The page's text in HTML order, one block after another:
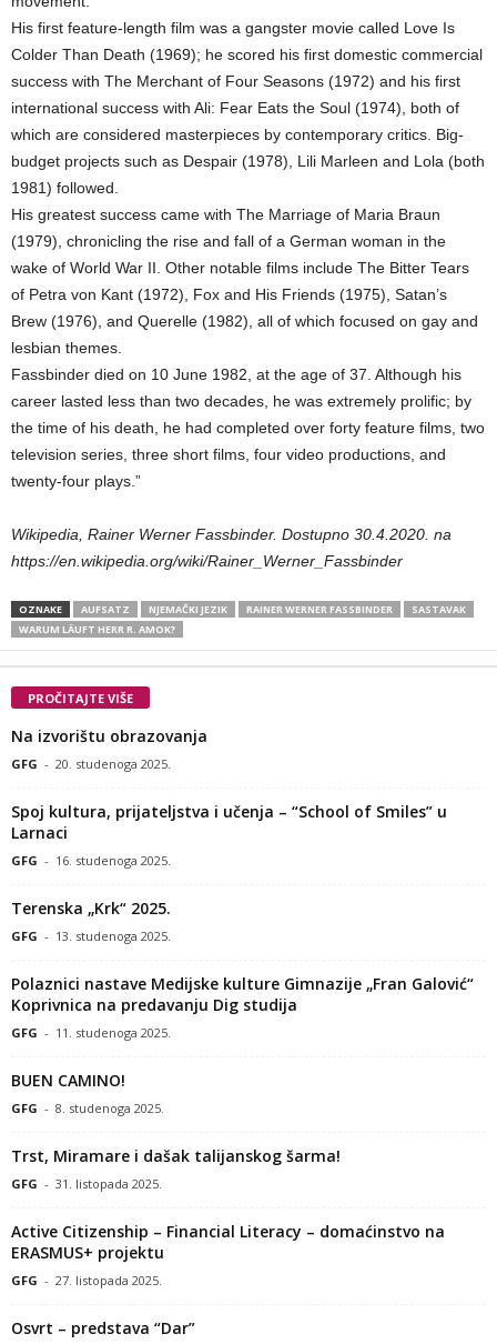
His first feature-length film was a gangster movie called Love Is
Colder Than Death (1969); he scored his first domestic commercial
success with The Merchant of Four Seasons (1972) and his first
international success with Ali: Fear Eats the Soul (1974), both of
which are considered masterpieces by contemporary critics. Big-
budget projects such as Despair (1978), Lili Marleen and Lola (both
1981) followed.
His greatest success came with The Marriage of Maria Braun
(1979), chronicling the rise and fall of a German woman in the
wake of World War II. Other notable films include The Bitter Tears
of Petra von Kant (1972), Fox and His Friends (1975), Satan’s
Brew (1976), and Querelle (1982), all of which focused on gay and
lesbian themes.
Fassbinder died on 10 June 1982, at the age of 37. Although his
career lasted less than two decades, he was extremely prolific; by
the time of his death, he had completed over forty feature films, two
television series, three short films, four video productions, and
twenty-four plays.”
Wikipedia, Rainer Werner Fassbinder. Dostupno 30.4.2020. na
https://en.wikipedia.org/wiki/Rainer_Werner_Fassbinder
OZNAKE AUFSATZ NJEMAČKI JEZIK RAINER WERNER FASSBINDER
SASTAVAK
WARUM LÄUFT HERR R. AMOK?
PROČITAJTE VIŠE
Na izvorištu obrazovanja
GFG - 20. studenoga 2025.
Spoj kultura, prijateljstva i učenja – “School of Smiles” u
Larnaci
GFG - 16. studenoga 2025.
Terenska „Krk“ 2025.
GFG - 13. studenoga 2025.
Polaznici nastave Medijske kulture Gimnazije „Fran Galović“
Koprivnica na predavanju Dig studija
GFG - 11. studenoga 2025.
BUEN CAMINO!
GFG - 8. studenoga 2025.
Trst, Miramare i dašak talijanskog šarma!
GFG - 31. listopada 2025.
Active Citizenship – Financial Literacy – domaćinstvo na
ERASMUS+ projektu
GFG - 27. listopada 2025.
Osvrt – predstava “Dar”